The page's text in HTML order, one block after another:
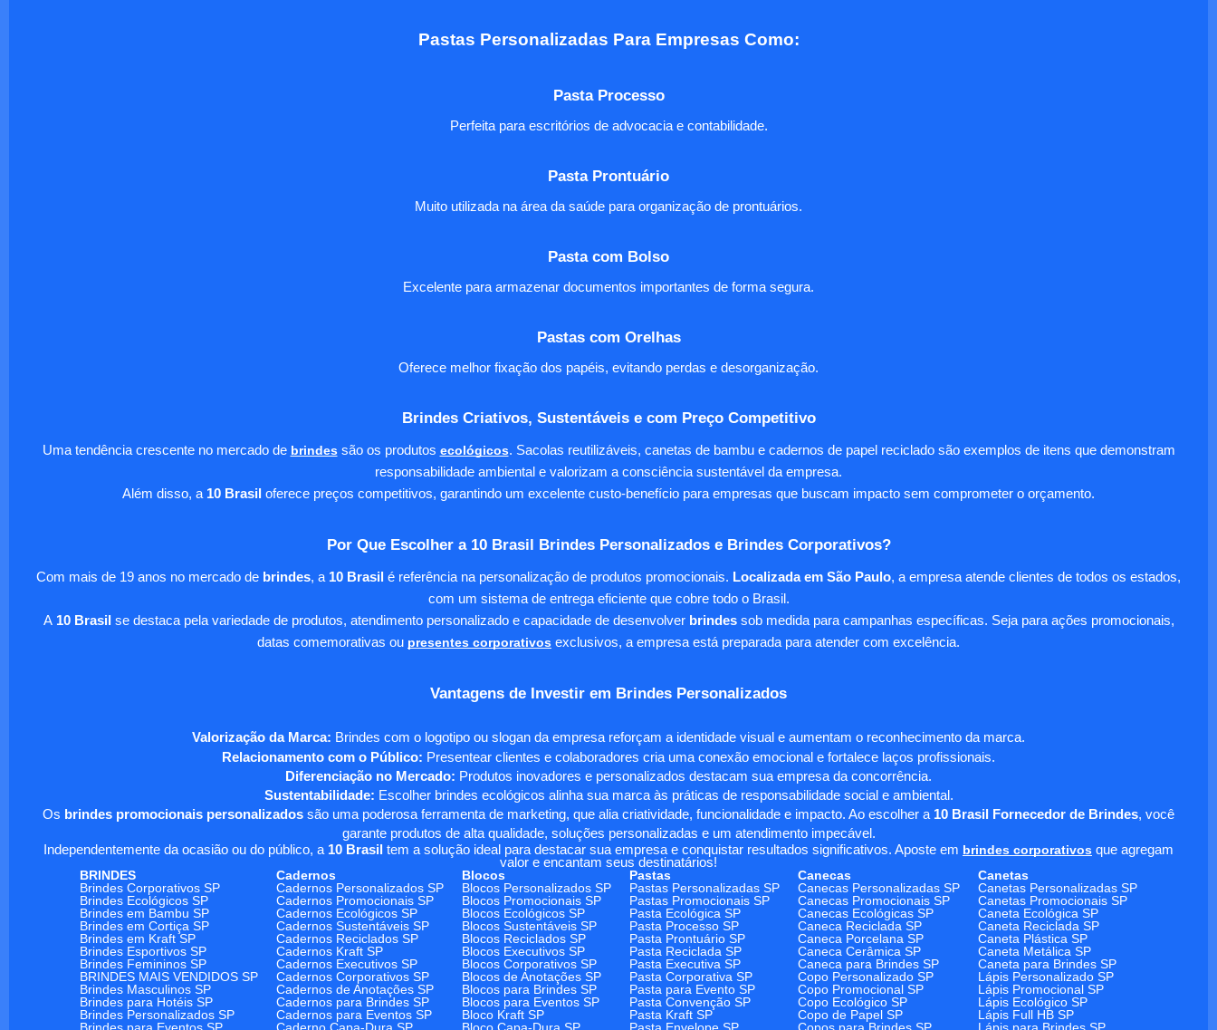
Pastas Personalizadas Para Empresas Como:
Pasta Processo
Perfeita para escritórios de advocacia e contabilidade.
Pasta Prontuário
Muito utilizada na área da saúde para organização de prontuários.
Pasta com Bolso
Excelente para armazenar documentos importantes de forma segura.
Pastas com Orelhas
Oferece melhor fixação dos papéis, evitando perdas e desorganização.
Brindes Criativos, Sustentáveis e com Preço Competitivo
Uma tendência crescente no mercado de brindessão os produtos ecológicos. Sacolas reutilizáveis, canetas de bambu e cadernos de papel reciclado são exemplos de itens que demonstram
responsabilidade ambiental e valorizam a consciência sustentável da empresa.
Além disso, a 10 Brasil oferece preços competitivos, garantindo um excelente custo-benefício para empresas que buscam impacto sem comprometer o orçamento.
Por Que Escolher a 10 Brasil Brindes Personalizados e Brindes Corporativos?
Com mais de 19 anos no mercado de brindes, a 10 Brasil é referência na personalização de produtos promocionais. Localizada em São Paulo, a empresa atende clientes de todos os estados,
com um sistema de entrega eficiente que cobre todo o Brasil.
A10 Brasil se destaca pela variedade de produtos, atendimento personalizado e capacidade de desenvolver brindessob medida para campanhas específicas. Seja para ações promocionais,
datas comemorativas ou presentes corporativos exclusivos, a empresa está preparada para atender com excelência.
Vantagens de Investir em Brindes Personalizados
Valorização da Marca: Brindes com o logotipo ou slogan da empresa reforçam a identidade visual e aumentam o reconhecimento da marca.
Relacionamento com o Público: Presentear clientes e colaboradores cria uma conexão emocional e fortalece laços profissionais.
Diferenciação no Mercado: Produtos inovadores e personalizados destacam sua empresa da concorrência.
Sustentabilidade: Escolher brindes ecológicos alinha sua marca às práticas de responsabilidade social e ambiental.
Os brindes promocionais personalizados são uma poderosa ferramenta de marketing, que alia criatividade, funcionalidade e impacto. Ao escolher a 10 Brasil Fornecedor de Brindes, você
garante produtos de alta qualidade, soluções personalizadas e um atendimento impecável.
Independentemente da ocasião ou do público, a 10 Brasil tem a solução ideal para destacar sua empresa e conquistar resultados significativos. Aposte em brindes corporativos que agregam
valor e encantam seus destinatários!
BRINDES
Cadernos Blocos Pastas Canecas
Canetas
Brindes Corporativos SP
Cadernos Personalizados SP Blocos Personalizados SP Pastas Personalizadas SP Canecas Personalizadas SP
Canetas Personalizadas SP
Brindes Ecológicos SP
Cadernos Promocionais SP Blocos Promocionais SP Pastas Promocionais SP Canecas Promocionais SP
Canetas Promocionais SP
Brindes em Bambu SP
Cadernos Ecológicos SP Blocos Ecológicos SP Pasta Ecológica SP Canecas Ecológicas SP
Caneta Ecológica SP
Brindes em Cortiça SP
Cadernos Sustentáveis SP Blocos Sustentáveis SP Pasta Processo SP Caneca Reciclada SP
Caneta Reciclada SP
Brindes em Kraft SP
Cadernos Reciclados SP Blocos Reciclados SP Pasta Prontuário SP Caneca Porcelana SP
Caneta Plástica SP
Brindes Esportivos SP
Cadernos Kraft SP Blocos Executivos SP Pasta Reciclada SP Caneca Cerâmica SP
Caneta Metálica SP
Brindes Femininos SP
Cadernos Executivos SP Blocos Corporativos SP Pasta Executiva SP Caneca para Brindes SP
Caneta para Brindes SP
BRINDES MAIS VENDIDOS SP
Cadernos Corporativos SP Blocos de Anotações SP Pasta Corporativa SP Copo Personalizado SP
Lápis Personalizado SP
Brindes Masculinos SP
Cadernos de Anotações SP Blocos para Brindes SP Pasta para Evento SP Copo Promocional SP
Lápis Promocional SP
Brindes para Hotéis SP
Cadernos para Brindes SP Blocos para Eventos SP Pasta Convenção SP Copo Ecológico SP
Lápis Ecológico SP
Brindes Personalizados SP
Cadernos para Eventos SP Bloco Kraft SP Pasta Kraft SP Copo de Papel SP
Lápis Full HB SP